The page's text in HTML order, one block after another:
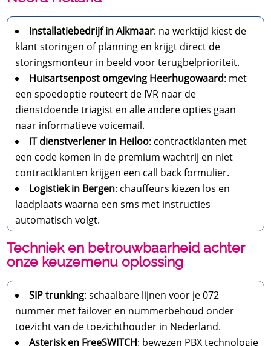
Installatiebedrijf in Alkmaar: na werktijd kiest de
klant storingen of planning en krijgt direct de
storingsmonteur in beeld voor terugbelprioriteit.
Huisartsenpost omgeving Heerhugowaard: met
een spoedoptie routeert de IVR naar de
dienstdoende triagist en alle andere opties gaan
naar informatieve voicemail.
IT dienstverlener in Heiloo: contractklanten met
een code komen in de premium wachtrij en niet
contractklanten krijgen een call back formulier.
Logistiek in Bergen: chauffeurs kiezen los en
laadplaats waarna een sms met instructies
automatisch volgt.
Techniek en betrouwbaarheid achter
onze keuzemenu oplossing
SIP trunking: schaalbare lijnen voor je 072
nummer met failover en nummerbehoud onder
toezicht van de toezichthouder in Nederland.
Asterisk en FreeSWITCH: bewezen PBX technologie